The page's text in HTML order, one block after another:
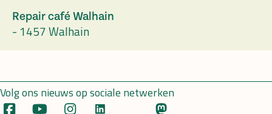
Repair café Walhain
- 1457 Walhain
Volg ons nieuws op sociale netwerken